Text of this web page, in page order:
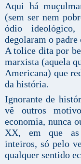
Aqui há
(sem ser nem
ódio
degolaram o padre
A tolice dita por
marxista (aquela
Americana) que
da história.
Ignorante de
vê outros
economia, nunca
XX, em que as
inteiros, só pelo
qualquer sentido